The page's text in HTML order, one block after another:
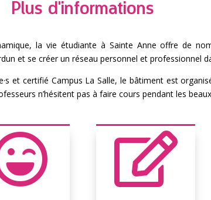
Plus d'informations
la vie étudiante à Sainte Anne offre de
et se créer un réseau personnel et professionnel
et certifié Campus La Salle, le bâtiment est
n’hésitent pas à faire cours pendant les
